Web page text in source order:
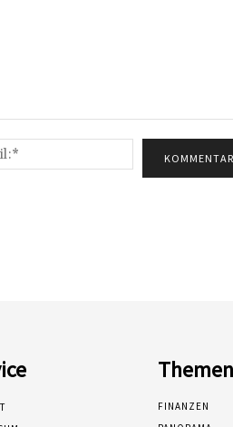
Mail:*
Themen
FINANZEN